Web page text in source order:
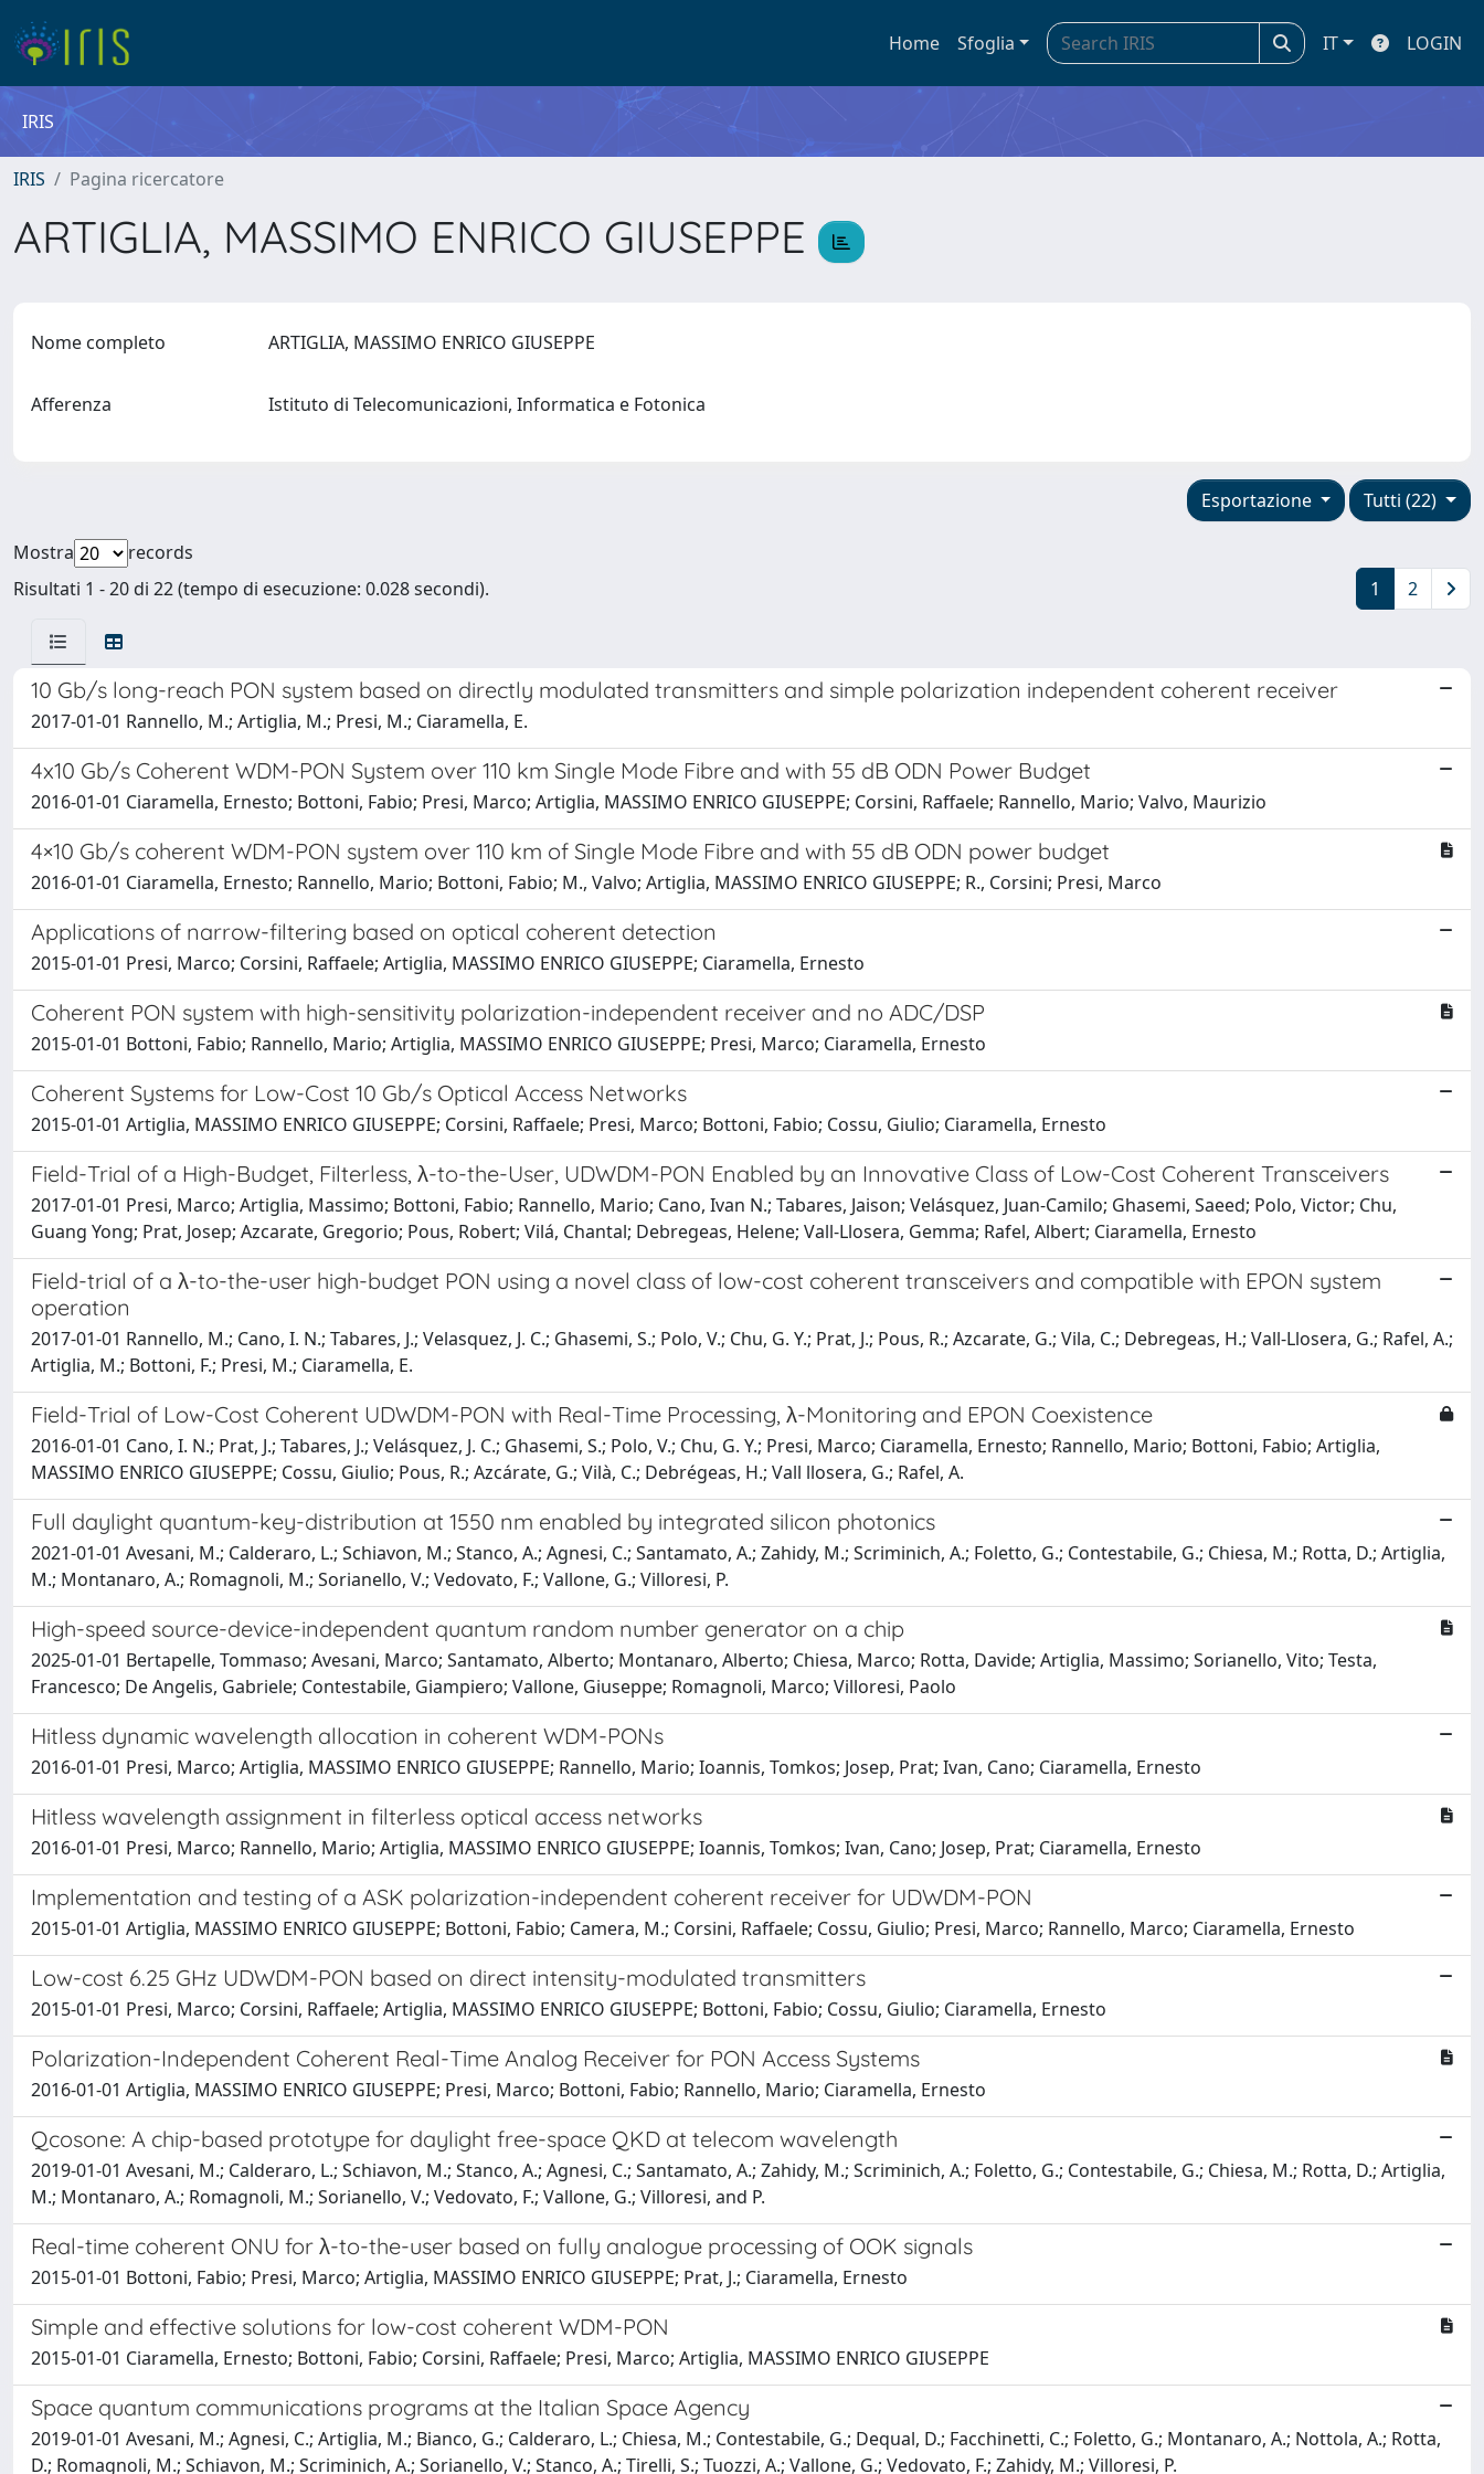
Home Sfoglia IT LOGIN
IRIS
IRIS Pagina ricercatore
ARTIGLIA, MASSIMO ENRICO GIUSEPPE
Nome completo ARTIGLIA, MASSIMO ENRICO GIUSEPPE
Afferenza Istituto di Telecomunicazioni, Informatica e Fotonica
Tutti (22)
Esportazione
Mostra
records
Risultati 1 - 20 di 22 (tempo di esecuzione: 0.028 secondi).
1 2
10 Gb/s long-reach PON system based on directly modulated transmitters and simple polarization independent coherent receiver
2017-01-01 Rannello, M.; Artiglia, M.; Presi, M.; Ciaramella, E.
4x10 Gb/s Coherent WDM-PON System over 110 km Single Mode Fibre and with 55 dB ODN Power Budget
2016-01-01 Ciaramella, Ernesto; Bottoni, Fabio; Presi, Marco; Artiglia, MASSIMO ENRICO GIUSEPPE; Corsini, Raffaele; Rannello, Mario; Valvo, Maurizio
4×10 Gb/s coherent WDM-PON system over 110 km of Single Mode Fibre and with 55 dB ODN power budget
2016-01-01 Ciaramella, Ernesto; Rannello, Mario; Bottoni, Fabio; M., Valvo; Artiglia, MASSIMO ENRICO GIUSEPPE; R., Corsini; Presi, Marco
Applications of narrow-filtering based on optical coherent detection
2015-01-01 Presi, Marco; Corsini, Raffaele; Artiglia, MASSIMO ENRICO GIUSEPPE; Ciaramella, Ernesto
Coherent PON system with high-sensitivity polarization-independent receiver and no ADC/DSP
2015-01-01 Bottoni, Fabio; Rannello, Mario; Artiglia, MASSIMO ENRICO GIUSEPPE; Presi, Marco; Ciaramella, Ernesto
Coherent Systems for Low-Cost 10 Gb/s Optical Access Networks
2015-01-01 Artiglia, MASSIMO ENRICO GIUSEPPE; Corsini, Raffaele; Presi, Marco; Bottoni, Fabio; Cossu, Giulio; Ciaramella, Ernesto
Field-Trial of a High-Budget, Filterless, λ-to-the-User, UDWDM-PON Enabled by an Innovative Class of Low-Cost Coherent Transceivers
2017-01-01 Presi, Marco; Artiglia, Massimo; Bottoni, Fabio; Rannello, Mario; Cano, Ivan N.; Tabares, Jaison; Velásquez, Juan-Camilo; Ghasemi, Saeed; Polo, Victor; Chu,
Guang Yong; Prat, Josep; Azcarate, Gregorio; Pous, Robert; Vilá, Chantal; Debregeas, Helene; Vall-Llosera, Gemma; Rafel, Albert; Ciaramella, Ernesto
Field-trial of a λ-to-the-user high-budget PON using a novel class of low-cost coherent transceivers and compatible with EPON system
operation
2017-01-01 Rannello, M.; Cano, I. N.; Tabares, J.; Velasquez, J. C.; Ghasemi, S.; Polo, V.; Chu, G. Y.; Prat, J.; Pous, R.; Azcarate, G.; Vila, C.; Debregeas, H.; Vall-Llosera, G.; Rafel, A.;
Artiglia, M.; Bottoni, F.; Presi, M.; Ciaramella, E.
Field-Trial of Low-Cost Coherent UDWDM-PON with Real-Time Processing, λ-Monitoring and EPON Coexistence
2016-01-01 Cano, I. N.; Prat, J.; Tabares, J.; Velásquez, J. C.; Ghasemi, S.; Polo, V.; Chu, G. Y.; Presi, Marco; Ciaramella, Ernesto; Rannello, Mario; Bottoni, Fabio; Artiglia,
MASSIMO ENRICO GIUSEPPE; Cossu, Giulio; Pous, R.; Azcárate, G.; Vilà, C.; Debrégeas, H.; Vall llosera, G.; Rafel, A.
Full daylight quantum-key-distribution at 1550 nm enabled by integrated silicon photonics
2021-01-01 Avesani, M.; Calderaro, L.; Schiavon, M.; Stanco, A.; Agnesi, C.; Santamato, A.; Zahidy, M.; Scriminich, A.; Foletto, G.; Contestabile, G.; Chiesa, M.; Rotta, D.; Artiglia,
M.; Montanaro, A.; Romagnoli, M.; Sorianello, V.; Vedovato, F.; Vallone, G.; Villoresi, P.
High-speed source-device-independent quantum random number generator on a chip
2025-01-01 Bertapelle, Tommaso; Avesani, Marco; Santamato, Alberto; Montanaro, Alberto; Chiesa, Marco; Rotta, Davide; Artiglia, Massimo; Sorianello, Vito; Testa,
Francesco; De Angelis, Gabriele; Contestabile, Giampiero; Vallone, Giuseppe; Romagnoli, Marco; Villoresi, Paolo
Hitless dynamic wavelength allocation in coherent WDM-PONs
2016-01-01 Presi, Marco; Artiglia, MASSIMO ENRICO GIUSEPPE; Rannello, Mario; Ioannis, Tomkos; Josep, Prat; Ivan, Cano; Ciaramella, Ernesto
Hitless wavelength assignment in filterless optical access networks
2016-01-01 Presi, Marco; Rannello, Mario; Artiglia, MASSIMO ENRICO GIUSEPPE; Ioannis, Tomkos; Ivan, Cano; Josep, Prat; Ciaramella, Ernesto
Implementation and testing of a ASK polarization-independent coherent receiver for UDWDM-PON
2015-01-01 Artiglia, MASSIMO ENRICO GIUSEPPE; Bottoni, Fabio; Camera, M.; Corsini, Raffaele; Cossu, Giulio; Presi, Marco; Rannello, Marco; Ciaramella, Ernesto
Low-cost 6.25 GHz UDWDM-PON based on direct intensity-modulated transmitters
2015-01-01 Presi, Marco; Corsini, Raffaele; Artiglia, MASSIMO ENRICO GIUSEPPE; Bottoni, Fabio; Cossu, Giulio; Ciaramella, Ernesto
Polarization-Independent Coherent Real-Time Analog Receiver for PON Access Systems
2016-01-01 Artiglia, MASSIMO ENRICO GIUSEPPE; Presi, Marco; Bottoni, Fabio; Rannello, Mario; Ciaramella, Ernesto
Qcosone: A chip-based prototype for daylight free-space QKD at telecom wavelength
2019-01-01 Avesani, M.; Calderaro, L.; Schiavon, M.; Stanco, A.; Agnesi, C.; Santamato, A.; Zahidy, M.; Scriminich, A.; Foletto, G.; Contestabile, G.; Chiesa, M.; Rotta, D.; Artiglia,
M.; Montanaro, A.; Romagnoli, M.; Sorianello, V.; Vedovato, F.; Vallone, G.; Villoresi, and P.
Real-time coherent ONU for λ-to-the-user based on fully analogue processing of OOK signals
2015-01-01 Bottoni, Fabio; Presi, Marco; Artiglia, MASSIMO ENRICO GIUSEPPE; Prat, J.; Ciaramella, Ernesto
Simple and effective solutions for low-cost coherent WDM-PON
2015-01-01 Ciaramella, Ernesto; Bottoni, Fabio; Corsini, Raffaele; Presi, Marco; Artiglia, MASSIMO ENRICO GIUSEPPE
Space quantum communications programs at the Italian Space Agency
2019-01-01 Avesani, M.; Agnesi, C.; Artiglia, M.; Bianco, G.; Calderaro, L.; Chiesa, M.; Contestabile, G.; Dequal, D.; Facchinetti, C.; Foletto, G.; Montanaro, A.; Nottola, A.; Rotta,
D.; Romagnoli, M.; Schiavon, M.; Scriminich, A.; Sorianello, V.; Stanco, A.; Tirelli, S.; Tuozzi, A.; Vallone, G.; Vedovato, F.; Zahidy, M.; Villoresi, P.